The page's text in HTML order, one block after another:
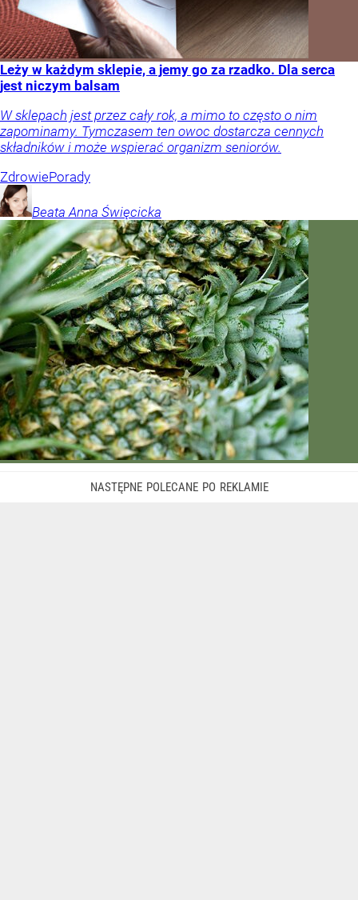
Leży w każdym sklepie, a jemy go za rzadko. Dla serca
jest niczym balsam
W sklepach jest przez cały rok, a mimo to często o nim
zapominamy. Tymczasem ten owoc dostarcza cennych
składników i może wspierać organizm seniorów.
ZdrowiePorady
Beata Anna Święcicka